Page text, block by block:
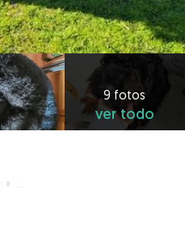
9 fotos
ver todo
»